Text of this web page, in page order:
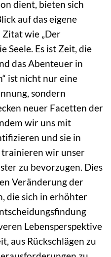
dient, bieten sich
auf das eigene
Zitat wie „Der
Seele. Es ist Zeit, die
das Abenteuer in
ist nicht nur eine
sondern
neuer Facetten der
wir uns mit
und sie in
trainieren wir unser
zu bevorzugen. Dies
Veränderung der
die sich in erhöhter
Lebensperspektive
aus Rückschlägen zu